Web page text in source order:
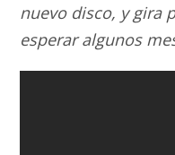
nuevo disco, y gira
esperar algunos